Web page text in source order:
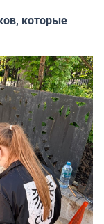
которые